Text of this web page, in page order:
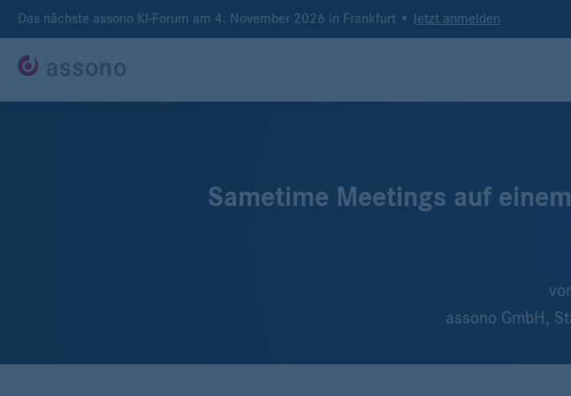
Das nächste assono KI-Forum am 4. November 2026 in Frankfurt • Jetzt anmelden
Sametime Meetings auf
assono GmbH,